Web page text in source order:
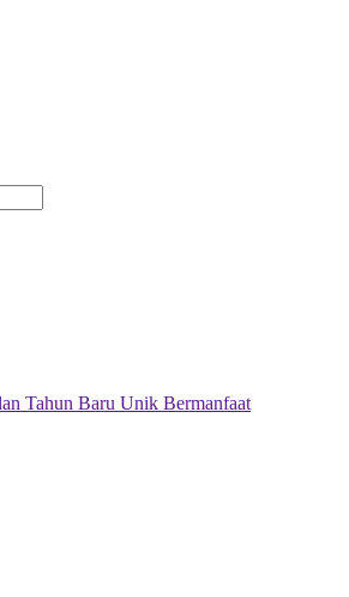
Tahun Baru Unik Bermanfaat